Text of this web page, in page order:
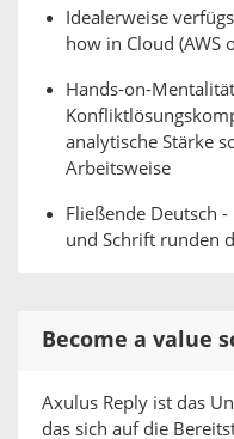
Idealerweise
how in Cloud (AWS
Hands-on-
analytische Stärke
Arbeitsweise
Fließende Deutsch
und Schrift runden
Become a value
Axulus Reply ist das
das sich auf die